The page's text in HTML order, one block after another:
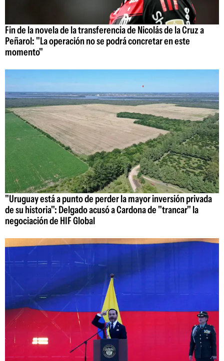
Fin de la novela de la transferencia de Nicolás de la Cruz a
Peñarol: "La operación no se podrá concretar en este
momento"
"Uruguay está a punto de perder la mayor inversión privada
de su historia": Delgado acusó a Cardona de "trancar" la
negociación de HIF Global